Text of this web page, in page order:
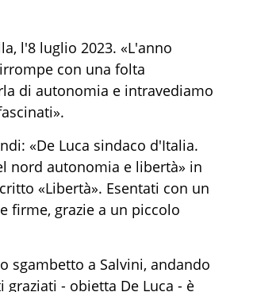
l'8 luglio 2023. «L'anno
con una folta
di autonomia e intravediamo
«De Luca sindaco d'Italia.
nord autonomia e libertà» in
«Libertà». Esentati con un
firme, grazie a un piccolo
sgambetto a Salvini, andando
- obietta De Luca - è